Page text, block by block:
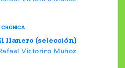
CRÓNICA
llanero (selección)
Victorino Muñoz